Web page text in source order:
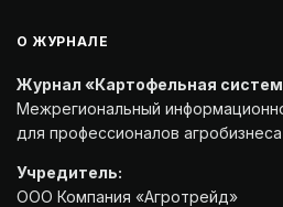
О ЖУРНАЛЕ
Журнал «Картофельная
Межрегиональный
для профессионалов агробизнеса
Учредитель:
ООО Компания «Агротрейд»